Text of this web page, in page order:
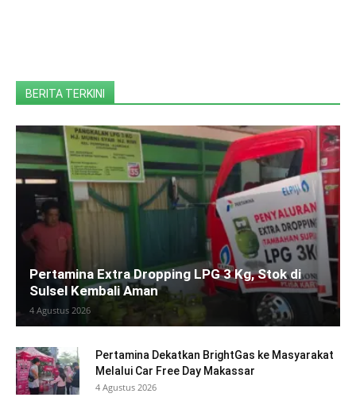
BERITA TERKINI
Pertamina Extra Dropping LPG 3 Kg, Stok di
Sulsel Kembali Aman
4 Agustus 2026
Pertamina Dekatkan BrightGas ke Masyarakat
Melalui Car Free Day Makassar
4 Agustus 2026